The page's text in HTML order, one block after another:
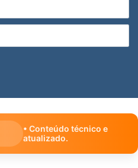
• Conteúdo técnico e
atualizado.